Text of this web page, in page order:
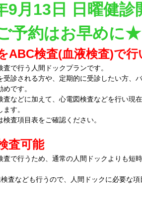
月13日 日曜健診
予約はお早めに★
ABC検査(血液検査)で行
で行う人間ドックプランです。
受診される方や、定期的に受診したい方、
めです。
などに加えて、心電図検査などを行い現
ます。
査項目表をご確認ください。
査可能
で行うため、通常の人間ドックよりも短
査なども行うので、人間ドックに必要な項